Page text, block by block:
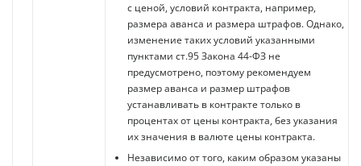
с ценой, условий контракта, например,
размера аванса и размера штрафов. Однако,
изменение таких условий указанными
пунктами ст.95 Закона 44-ФЗ не
предусмотрено, поэтому рекомендуем
размер аванса и размер штрафов
устанавливать в контракте только в
процентах от цены контракта, без указания
их значения в валюте цены контракта.
Независимо от того, каким образом указаны